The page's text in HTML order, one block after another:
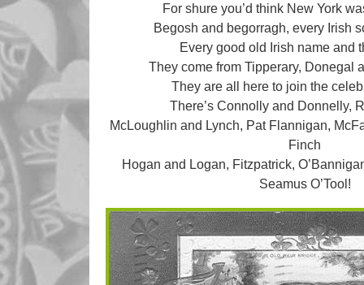
For shure you’d think New York
Begosh and begorragh, every Irish
Every good old Irish name and
They come from Tipperary, Donegal
They are all here to join the
There’s Connolly and Donnelly,
McLoughlin and Lynch, Pat Flannigan,
Finch
Hogan and Logan, Fitzpatrick,
Seamus O’Tool!